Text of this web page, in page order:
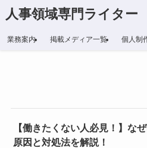
人事領域専門ライター
業務案内 掲載メディア一覧 個人制
【働きたくない人必見！】な
原因と対処法を解説！